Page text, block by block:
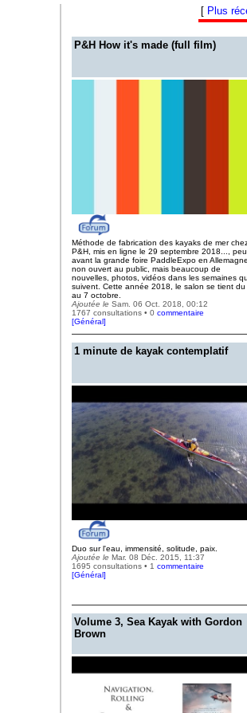
[ Plus
P&H How it's made (full film)
Méthode de fabrication des kayaks de mer
P&H, mis en ligne le 29 septembre 2018..., peu
avant la grande foire PaddleExpo en
non ouvert au public, mais beaucoup de
nouvelles, photos, vidéos dans les semaines
suivent. Cette année 2018, le salon se tient du
au 7 octobre.
Ajoutée le Sam. 06 Oct. 2018, 00:12
1767 consultations • 0 commentaire
[Général]
1 minute de kayak contemplatif
Duo sur l'eau, immensité, solitude, paix.
Ajoutée le Mar. 08 Déc. 2015, 11:37
1695 consultations • 1 commentaire
[Général]
Volume 3, Sea Kayak with Gordon
Brown